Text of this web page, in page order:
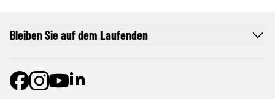
Bleiben Sie auf dem Laufenden